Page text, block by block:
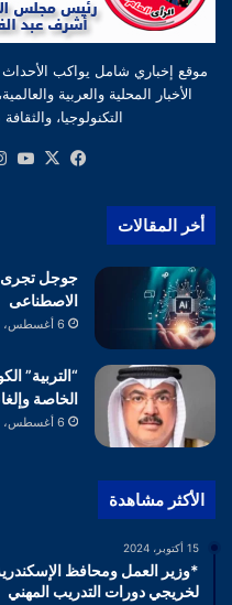
موقع إخباري شامل يواكب
الأخبار المحلية والعربية
التكنولوجيا،
فيسبوك
‫X
أخر المقالات
جوجل تجرى
الاصطناعى
6 أغسطس، 2026
“التربية”
الخاصة
6 أغسطس، 2026
الأكثر مشاهدة
15 أكتوبر، 2024
*وزير العمل ومحافظ
لخريجي دورات التدريب المهني